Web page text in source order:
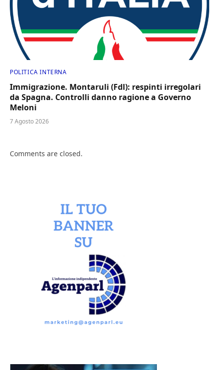
POLITICA INTERNA
Immigrazione. Montaruli (Fdl): respinti irregolari
da Spagna. Controlli danno ragione a Governo
Meloni
7 Agosto 2026
Comments are closed.